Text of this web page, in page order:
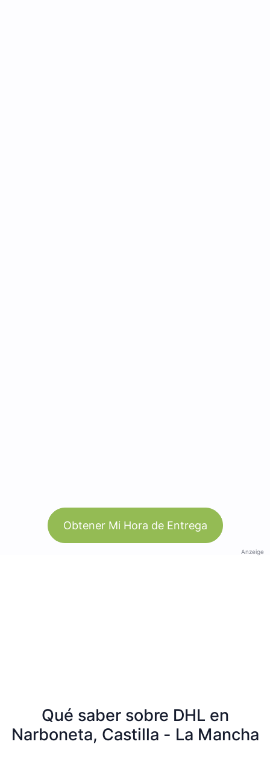
Obtener Mi Hora de Entrega
Anzeige
Qué saber sobre DHL en
Narboneta, Castilla - La Mancha